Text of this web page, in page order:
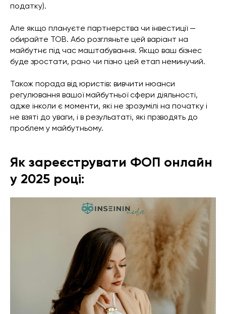
податку).
Але якщо плануєте партнерства чи інвестиції —
обирайте ТОВ. Або розгляньте цей варіант на
майбутнє під час маштабування. Якщо ваш бізнес
буде зростати, рано чи пізно цей етап неминучий.
Також порада від юристів: вивчити нюанси
регулювання вашої майбутньої сфери діяльності,
адже інколи є моменти, які не зрозумілі на початку і
не взяті до уваги, і в резульататі, які прзводять до
проблем у майбутньому.
Як зареєструвати ФОП онлайн
у 2025 році: